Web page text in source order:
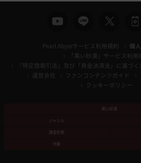
Pearl Abyssサービス利用規約
個
「黒い砂漠」サービス利用
「特定商取引法」及び「資金決済法」に基づく
運営会社
ファンコンテンツガイド
クッキーポリシー
黒い砂漠
ジャンル
課金形態
対象